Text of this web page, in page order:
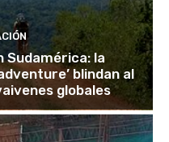
la
blindan al
globales